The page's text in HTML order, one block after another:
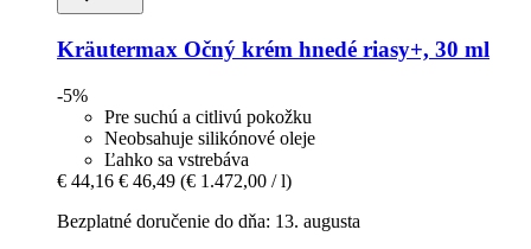
Kräutermax Očný krém hnedé riasy+, 30 ml
-5%
Pre suchú a citlivú pokožku
Neobsahuje silikónové oleje
Ľahko sa vstrebáva
€ 44,16 € 46,49 (€ 1.472,00 / l)
Bezplatné doručenie do dňa: 13. augusta